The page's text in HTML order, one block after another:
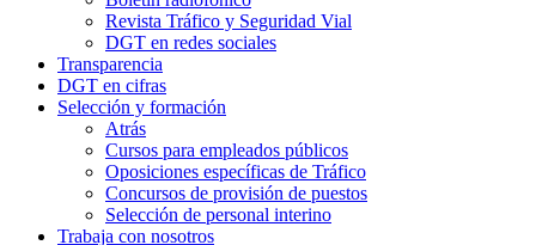
Revista Tráfico y Seguridad Vial
DGT en redes sociales
Transparencia
DGT en cifras
Selección y formación
Atrás
Cursos para empleados públicos
Oposiciones específicas de Tráfico
Concursos de provisión de puestos
Selección de personal interino
Trabaja con nosotros